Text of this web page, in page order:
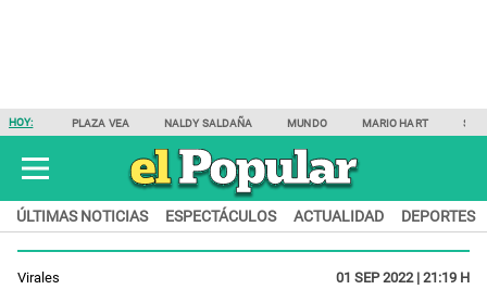
HOY: PLAZA VEA NALDY SALDAÑA MUNDO MARIO HART
ÚLTIMAS NOTICIAS ESPECTÁCULOS ACTUALIDAD DEPORTES
Virales 01 SEP 2022 | 21:19 H